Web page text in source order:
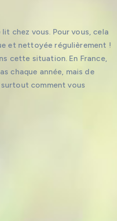
chez vous. Pour vous, cela
et nettoyée régulièrement !
cette situation. En France,
chaque année, mais de
comment vous